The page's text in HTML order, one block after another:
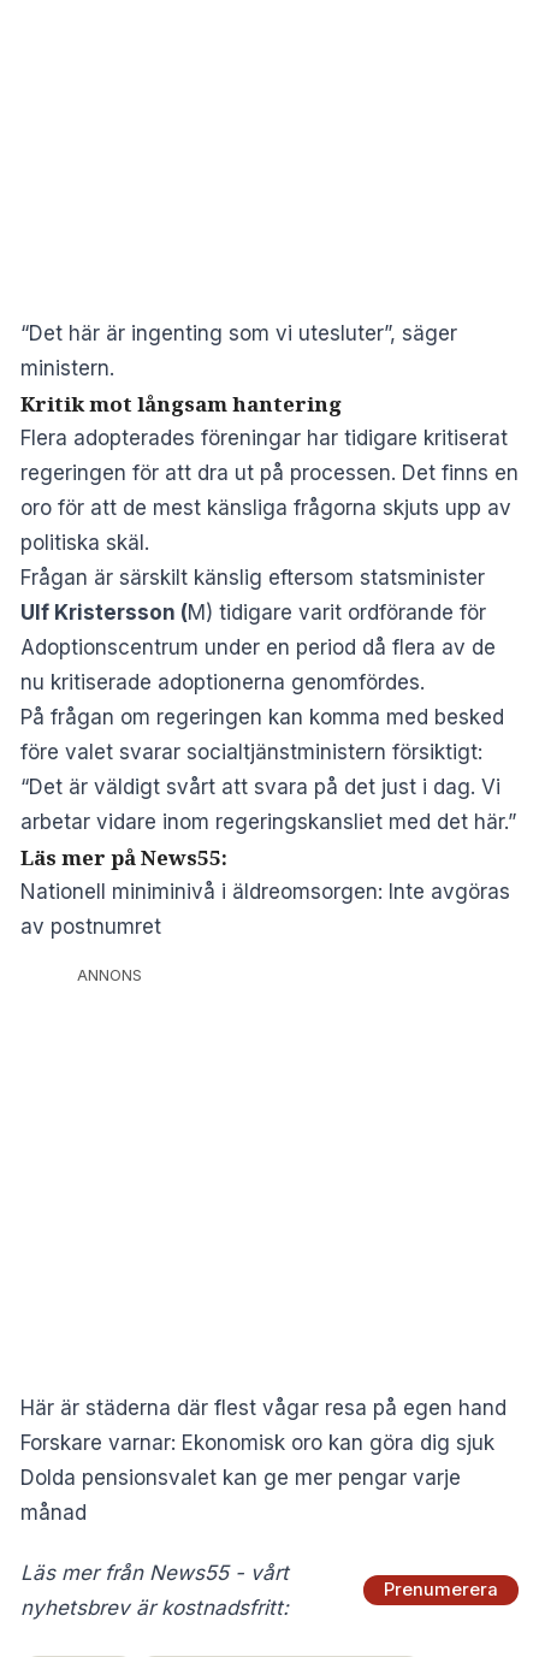
“Det här är ingenting som vi utesluter”, säger
ministern.
Kritik mot långsam hantering
Flera adopterades föreningar har tidigare kritiserat
regeringen för att dra ut på processen. Det finns en
oro för att de mest känsliga frågorna skjuts upp av
politiska skäl.
Frågan är särskilt känslig eftersom statsminister
Ulf Kristersson (M) tidigare varit ordförande för
Adoptionscentrum under en period då flera av de
nu kritiserade adoptionerna genomfördes.
På frågan om regeringen kan komma med besked
före valet svarar socialtjänstministern försiktigt:
“Det är väldigt svårt att svara på det just i dag. Vi
arbetar vidare inom regeringskansliet med det här.”
Läs mer på News55:
Nationell miniminivå i äldreomsorgen: Inte avgöras
av postnumret
ANNONS
Här är städerna där flest vågar resa på egen hand
Forskare varnar: Ekonomisk oro kan göra dig sjuk
Dolda pensionsvalet kan ge mer pengar varje
månad
Läs mer från News55 - vårt
nyhetsbrev är kostnadsfritt:
Prenumerera